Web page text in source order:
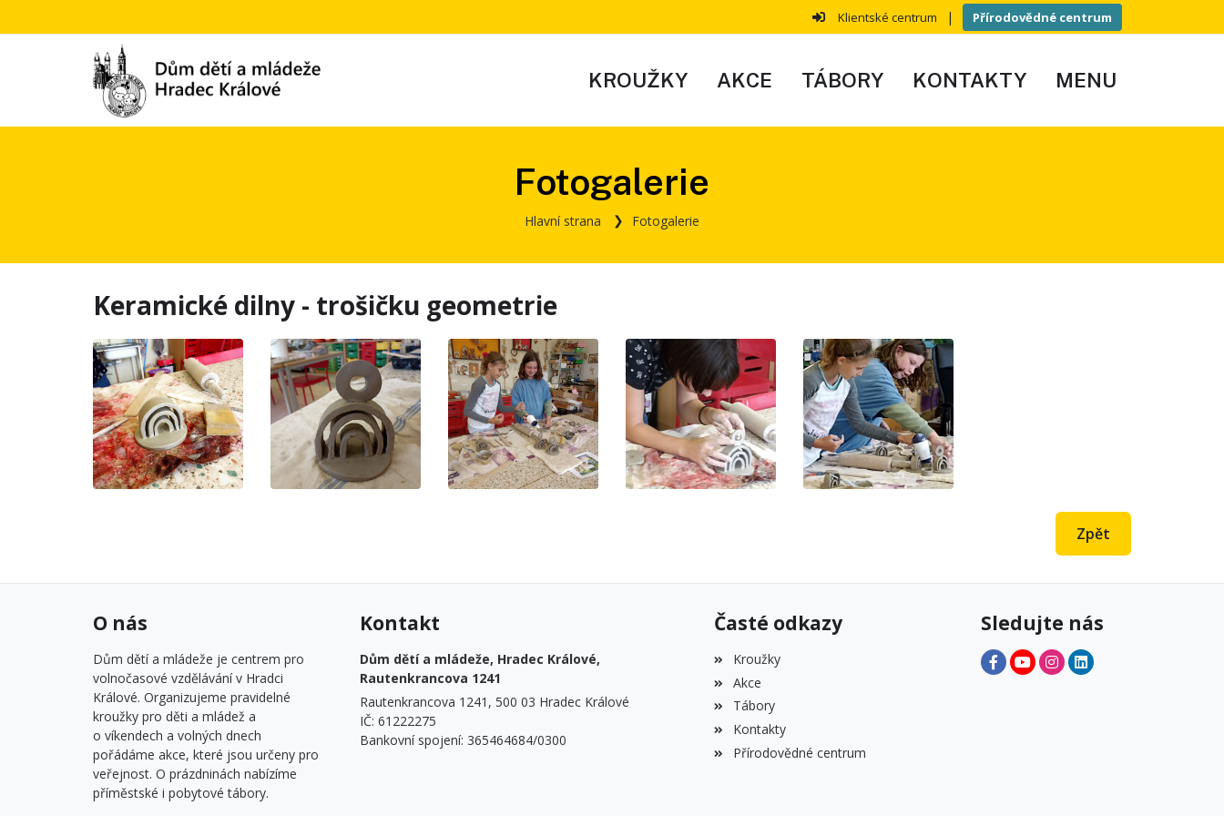
Klientské centrum | Přírodovědné centrum
KROUŽKY AKCE TÁBORY KONTAKTY MENU
Fotogalerie
Hlavní strana Fotogalerie
Keramické dilny - trošičku geometrie
Zpět
O nás
Dům dětí a mládeže je centrem pro
volnočasové vzdělávání v Hradci
Králové. Organizujeme pravidelné
kroužky pro děti a mládež a
o víkendech a volných dnech
pořádáme akce, které jsou určeny pro
veřejnost. O prázdninách nabízíme
příměstské i pobytové tábory.
Kontakt
Dům dětí a mládeže, Hradec Králové,
Rautenkrancova 1241
Rautenkrancova 1241, 500 03 Hradec Králové
IČ: 61222275
Bankovní spojení: 365464684/0300
Časté odkazy
Kroužky
Akce
Tábory
Kontakty
Přírodovědné centrum
Sledujte nás